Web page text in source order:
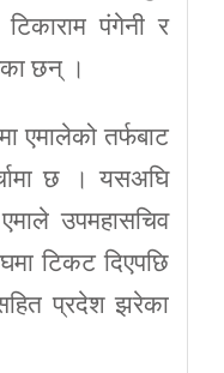
पंगेनी र
छन् ।
एमालेको तर्फबाट
छ । यसअघि
उपमहासचिव
टिकट दिएपछि
प्रदेश झरेका